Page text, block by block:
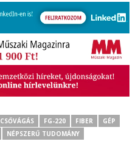
CSŐVÁGÁS FG-220 FIBER
GÉP
NÉPSZERŰ TUDOMÁNY